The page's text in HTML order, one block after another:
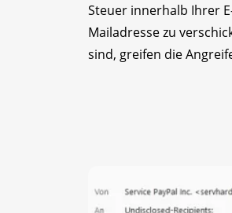
Steuer innerhalb Ihrer
Mail­adresse zu
sind, greifen die